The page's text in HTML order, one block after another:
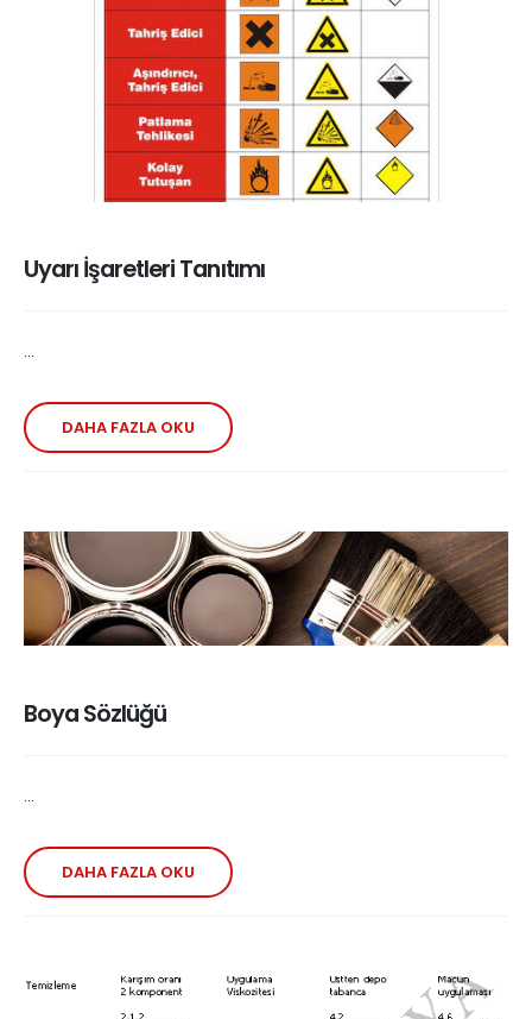
Uyarı İşaretleri Tanıtımı
...
DAHA FAZLA OKU
Boya Sözlüğü
...
DAHA FAZLA OKU